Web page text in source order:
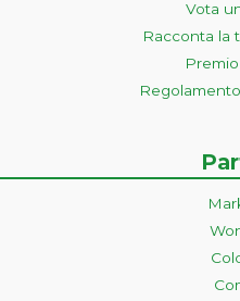
Vota
Racconta la